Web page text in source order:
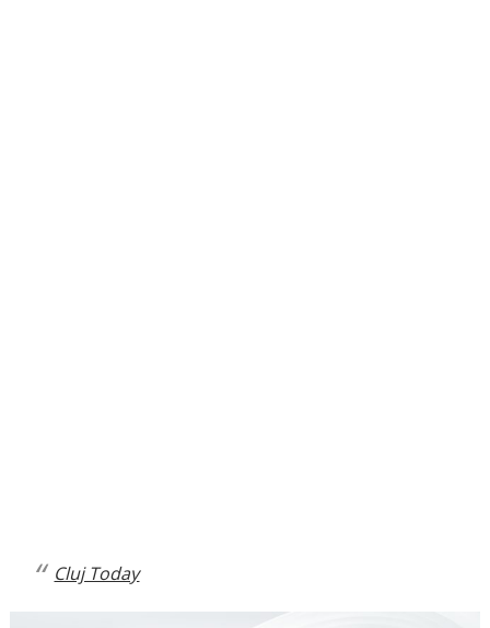
Cluj Today